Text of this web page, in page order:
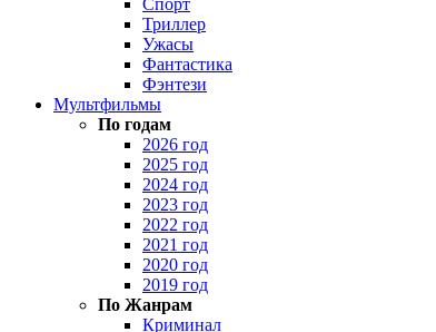
Спорт
Триллер
Ужасы
Фантастика
Фэнтези
Мультфильмы
По годам
2026 год
2025 год
2024 год
2023 год
2022 год
2021 год
2020 год
2019 год
По Жанрам
Криминал